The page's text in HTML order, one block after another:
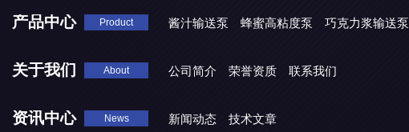
产品中心 Product 酱汁输送泵 蜂蜜高粘度泵 巧克力浆输送泵
关于我们 About 公司简介 荣誉资质 联系我们
资讯中心 News 新闻动态 技术文章